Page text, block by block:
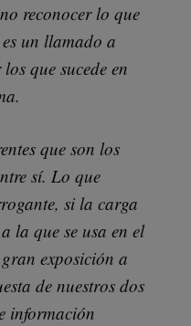
reconocer lo que
un llamado a
que sucede en
que son los
sí. Lo que
si la carga
la que se usa en el
exposición a
de nuestros dos
información